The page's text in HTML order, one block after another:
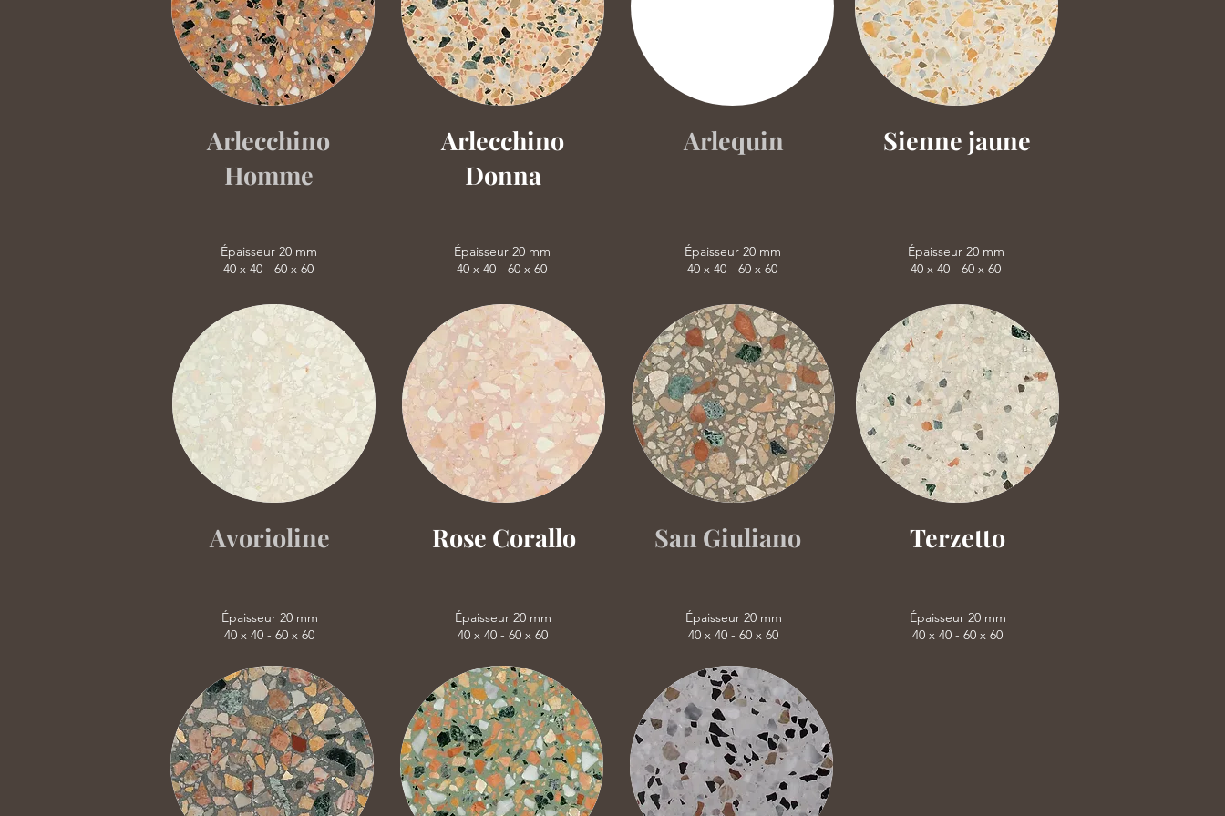
Arlecchino
Homme
Arlecchino
Donna
Arlequin Sienne jaune
Épaisseur 20 mm
40 x 40 - 60 x 60
Épaisseur 20 mm
40 x 40 - 60 x 60
Épaisseur 20 mm
40 x 40 - 60 x 60
Épaisseur 20 mm
40 x 40 - 60 x 60
Avorioline Rose Corallo San Giuliano Terzetto
Épaisseur 20 mm
40 x 40 - 60 x 60
Épaisseur 20 mm
40 x 40 - 60 x 60
Épaisseur 20 mm
40 x 40 - 60 x 60
Épaisseur 20 mm
40 x 40 - 60 x 60